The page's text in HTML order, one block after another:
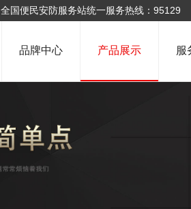
全国便民安防服务站统一服务热线：
品牌中心 产品展示 服